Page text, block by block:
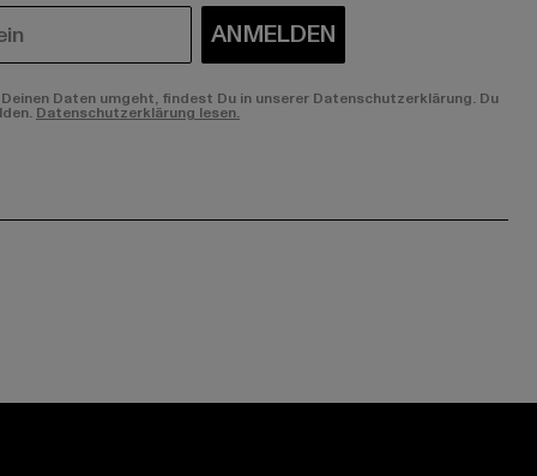
ANMELDEN
Daten umgeht, findest Du in unserer Datenschutzerklärung. Du
Datenschutzerklärung lesen.